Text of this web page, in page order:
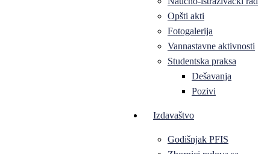
Opšti akti
Fotogalerija
Vannastavne aktivnosti
Studentska praksa
Dešavanja
Pozivi
Izdavaštvo
Godišnjak PFIS